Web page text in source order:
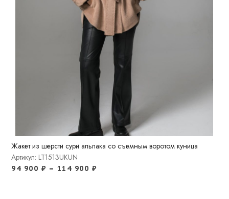
Жакет из шерсти сури альпака со съемным воротом куница
Артикул: LT1513UKUN
94 900 ₽ – 114 900 ₽